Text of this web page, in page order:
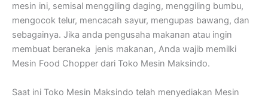
mesin ini, semisal menggiling daging, menggiling bumbu,
mengocok telur, mencacah sayur, mengupas bawang, dan
sebagainya. Jika anda pengusaha makanan atau ingin
membuat beraneka jenis makanan, Anda wajib memilki
Mesin Food Chopper dari Toko Mesin Maksindo.
Saat ini Toko Mesin Maksindo telah menyediakan Mesin